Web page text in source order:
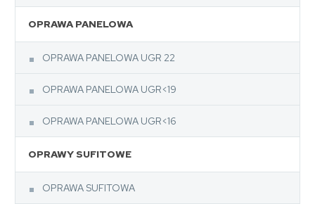
OPRAWA PANELOWA
OPRAWA PANELOWA UGR 22
OPRAWA PANELOWA UGR<19
OPRAWA PANELOWA UGR<16
OPRAWY SUFITOWE
OPRAWA SUFITOWA